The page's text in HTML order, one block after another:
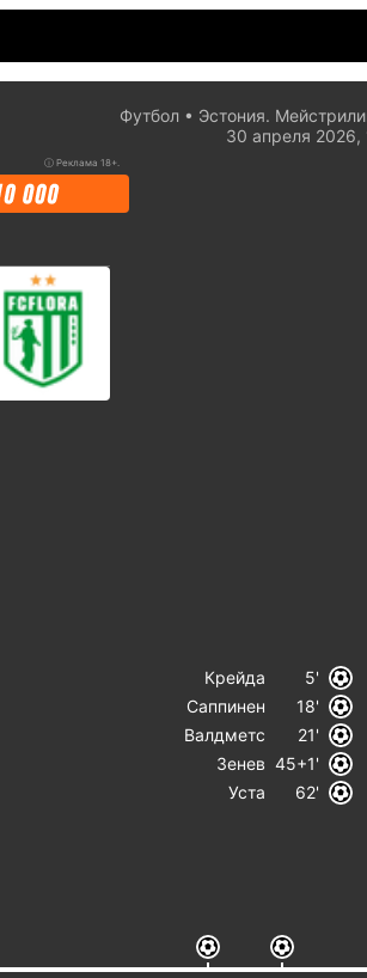
Футбол Эстония.
30 апреля 2026,
ⓘ Реклама 18+.
Крейда
5
Саппинен
18
Валдметс
21
Зенев 45+1
Уста
62